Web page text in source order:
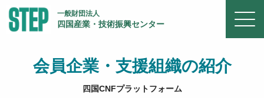
一般財団法人
四国産業・技術振興センター
会員企業・支援組織の紹介
四国CNFプラットフォーム